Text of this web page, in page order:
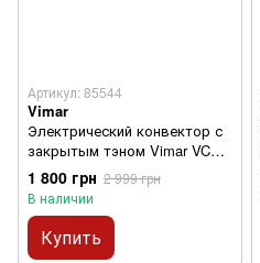
Артикул: 85544
Vimar
Электрический конвектор с
закрытым тэном Vimar VCE-
306F
1 800 грн 2 999 грн
В наличии
Купить